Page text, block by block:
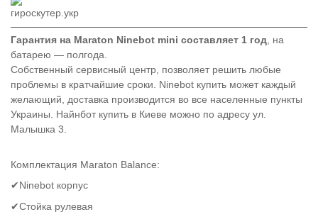
Гарантия на Maraton Ninebot mini составляет 1 год , на
батарею — полгода.
Собственный сервисный центр, позволяет решить любые
проблемы в кратчайшие сроки.
Ninebot купить может каждый
желающий, доставка производится во все населенные пункты
Украины. Найнбот купить в Киеве можно по адресу ул.
Малышка 3.
Комплектация Maraton Balance:
✔Ninebot корпус
✔Стойка рулевая